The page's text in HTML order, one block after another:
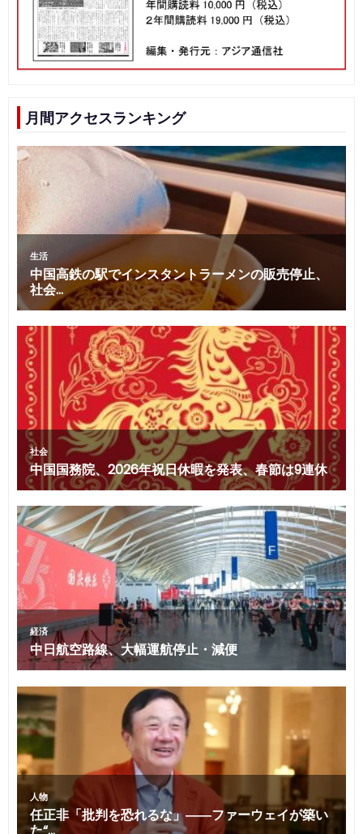
月間アクセスランキング